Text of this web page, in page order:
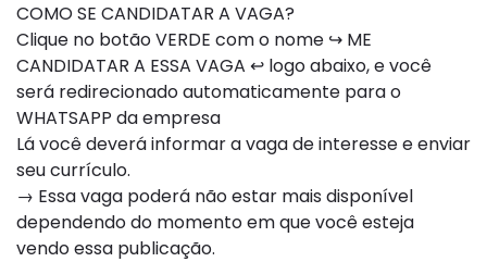
COMO SE CANDIDATAR A VAGA?
Clique no botão VERDE com o nome ↪ ME
CANDIDATAR A ESSA VAGA ↩ logo abaixo, e você
será redirecionado automaticamente para o
WHATSAPP da empresa
Lá você deverá informar a vaga de interesse e enviar
seu currículo.
→ Essa vaga poderá não estar mais disponível
dependendo do momento em que você esteja
vendo essa publicação.